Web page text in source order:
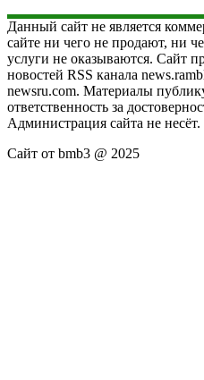
Данный сайт не является
сайте ни чего не продают, ни
услуги не оказываются. Сайт
новостей RSS канала
newsru.com. Материалы
ответственность за
Администрация сайта не несёт.
Сайт от bmb3 @ 2025